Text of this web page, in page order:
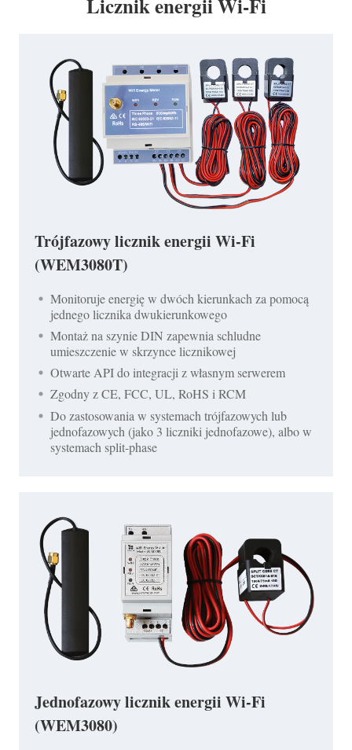
Licznik energii Wi-Fi
Trójfazowy licznik energii Wi-Fi
(WEM3080T)
Monitoruje energię w dwóch kierunkach za pomocą
jednego licznika dwukierunkowego
Montaż na szynie DIN zapewnia schludne
umieszczenie w skrzynce licznikowej
Otwarte API do integracji z własnym serwerem
Zgodny z CE, FCC, UL, RoHS i RCM
Do zastosowania w systemach trójfazowych lub
jednofazowych (jako 3 liczniki jednofazowe), albo w
systemach split-phase
Jednofazowy licznik energii Wi-Fi
(WEM3080)